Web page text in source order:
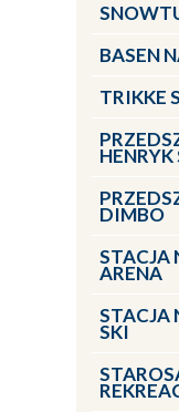
BASEN
TRIKKE
HENRYK
DIMBO
STACJA
ARENA
STACJA
SKI